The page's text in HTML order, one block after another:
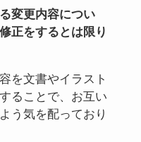
変更内容につい
正をするとは限り
を文書やイラスト
ることで、お互い
う気を配っており